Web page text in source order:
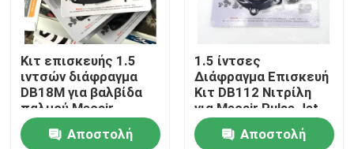
Σχετικά με εμάς
περιοδεία στο εργοστάσιο
Έλεγχος ποιότητας
Κιτ επισκευής 1.5
ιντσών διάφραγμα
DB18M για βαλβίδα
παλμού Mecair
VNP608 VEM608
VNP708 VEM708
Αποστολή
1.5 ίντσες
Διάφραγμα Επισκευή
Κιτ DB112 Νιτρίλη
για Mecair Pulse Jet
Valve VNP212
VEM212Αποστολή